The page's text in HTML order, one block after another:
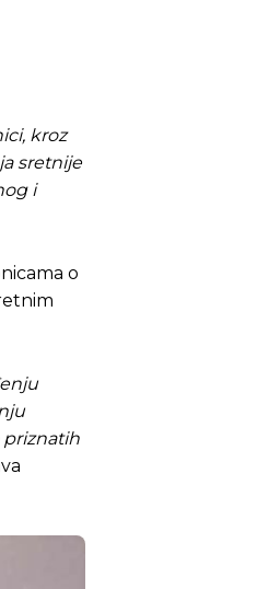
kroz
sretnije
i
o
priznatih